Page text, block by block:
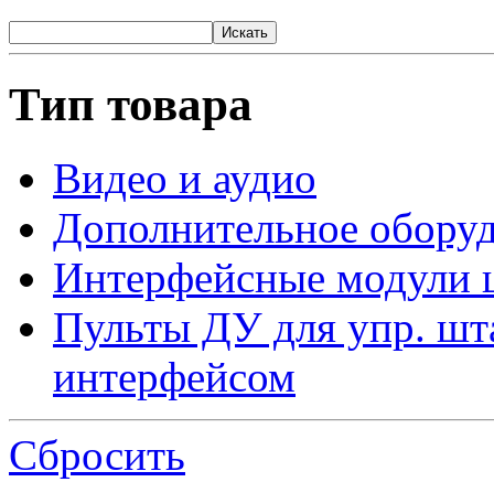
Искать
Тип товара
Видео и аудио
Дополнительное
Интерфейсные
Пульты ДУ для упр.
интерфейсом
Сбросить